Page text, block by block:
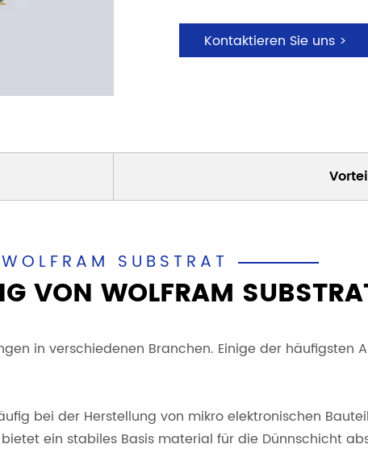
Kontaktieren Sie uns >
WOLFRAM SUBSTRAT
VON WOLFRAM
in verschiedenen Branchen. Einige der häufigsten
bei der Herstellung von mikro elektronischen
ein stabiles Basis material für die Dünnschicht